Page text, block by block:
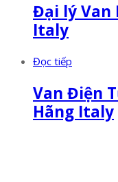
Đại lý Van
Italy
Đọc tiếp
Van Điện
Hãng Italy